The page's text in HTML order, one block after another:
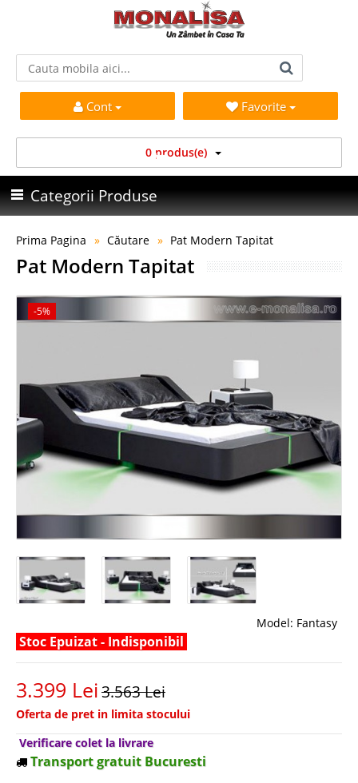
Cont Favorite
0 produs(e)
Categorii Produse
Prima Pagina Căutare Pat Modern Tapitat
Pat Modern Tapitat
-5%
Model: Fantasy
Stoc Epuizat - Indisponibil
3.399 Lei3.563 Lei
Oferta de pret in limita stocului
Verificare colet la livrare
Transport gratuit Bucuresti